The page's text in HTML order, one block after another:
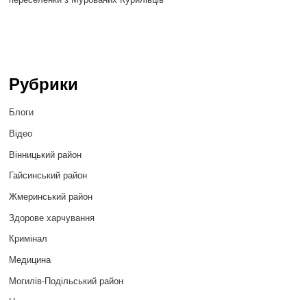
Рубрики
Блоги
Відео
Вінницький район
Гайсинський район
Жмеринський район
Здорове харчування
Кримінал
Медицина
Могилів-Подільський район